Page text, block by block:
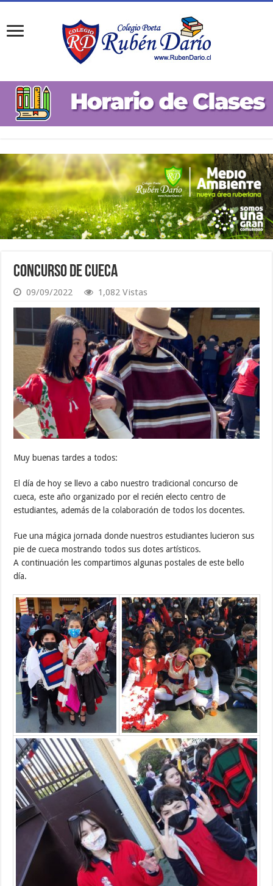
Concurso de Cueca
09/09/2022 1,082 Vistas
Muy buenas tardes a todos:
El día de hoy se llevo a cabo nuestro tradicional concurso de
cueca, este año organizado por el recién electo centro de
estudiantes, además de la colaboración de todos los docentes.
Fue una mágica jornada donde nuestros estudiantes lucieron sus
pie de cueca mostrando todos sus dotes artísticos.
A continuación les compartimos algunas postales de este bello
día.